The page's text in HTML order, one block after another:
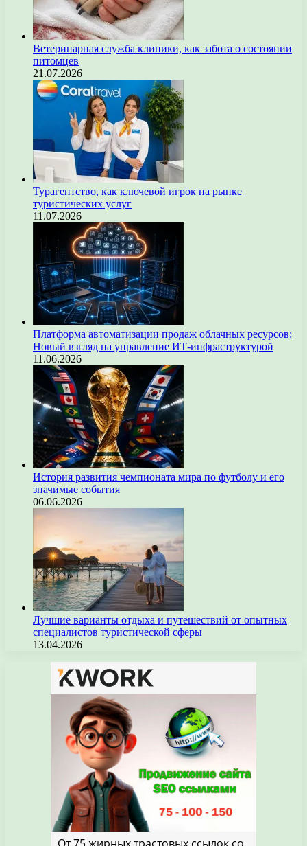
Ветеринарная служба клиники, как забота о состоянии
питомцев
21.07.2026
Турагентство, как ключевой игрок на рынке
туристических услуг
11.07.2026
Платформа автоматизации продаж облачных ресурсов:
Новый взгляд на управление ИТ-инфраструктурой
11.06.2026
История развития чемпионата мира по футболу и его
значимые события
06.06.2026
Лучшие варианты отдыха и путешествий от опытных
специалистов туристической сферы
13.04.2026